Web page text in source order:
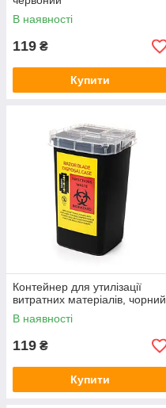
В наявності
119 ₴
Купити
Контейнер для утилізації
витратних матеріалів, чорний
В наявності
119 ₴
Купити